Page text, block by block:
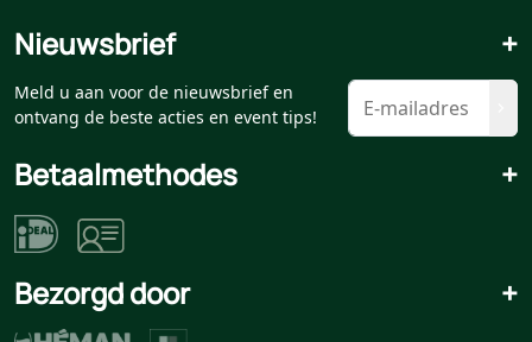
Nieuwsbrief +
Meld u aan voor de nieuwsbrief en
ontvang de beste acties en event tips!
Betaalmethodes +
Bezorgd door +